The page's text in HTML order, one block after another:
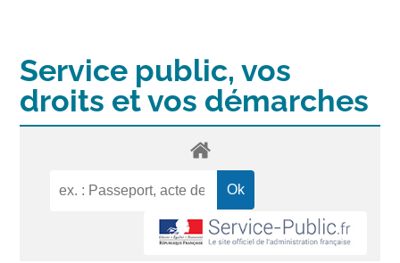
Service public, vos
droits et vos démarches